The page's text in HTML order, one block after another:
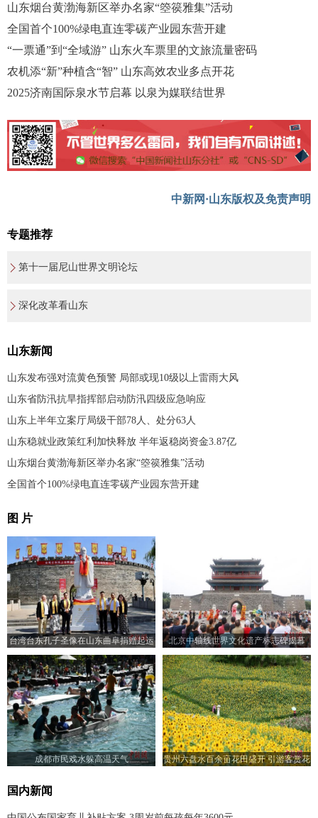
山东烟台黄渤海新区举办名家“箜篌雅集”活动
全国首个100%绿电直连零碳产业园东营开建
“一票通”到“全域游” 山东火车票里的文旅流量密码
农机添“新”种植含“智” 山东高效农业多点开花
2025济南国际泉水节启幕 以泉为媒联结世界
中新网·山东版权及免责声明
专题推荐
第十一届尼山世界文明论坛
深化改革看山东
山东新闻
山东发布强对流黄色预警 局部或现10级以上雷雨大风
山东省防汛抗旱指挥部启动防汛四级应急响应
山东上半年立案厅局级干部78人、处分63人
山东稳就业政策红利加快释放 半年返稳岗资金3.87亿
山东烟台黄渤海新区举办名家“箜篌雅集”活动
全国首个100%绿电直连零碳产业园东营开建
图 片
台湾台东孔子圣像在山东曲阜捐赠起运 北京中轴线世界文化遗产标志碑揭幕
成都市民戏水躲高温天气
贵州六盘水百余亩花田盛开 引游客赏花
国内新闻